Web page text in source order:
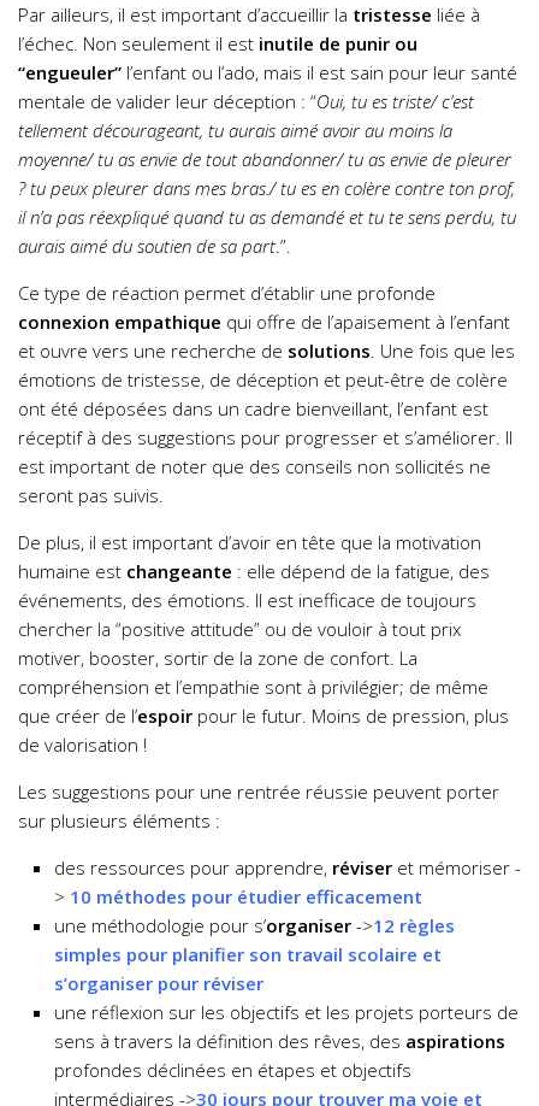
Par ailleurs, il est important d’accueillir la tristesse liée à
l’échec. Non seulement il est inutile de punir ou
“engueuler” l’enfant ou l’ado, mais il est sain pour leur santé
mentale de valider leur déception : “Oui, tu es triste/ c’est
tellement décourageant, tu aurais aimé avoir au moins la
moyenne/ tu as envie de tout abandonner/ tu as envie de pleurer
? tu peux pleurer dans mes bras./ tu es en colère contre ton prof,
il n’a pas réexpliqué quand tu as demandé et tu te sens perdu, tu
aurais aimé du soutien de sa part.”.
Ce type de réaction permet d’établir une profonde
connexion empathique qui offre de l’apaisement à l’enfant
et ouvre vers une recherche de solutions. Une fois que les
émotions de tristesse, de déception et peut-être de colère
ont été déposées dans un cadre bienveillant, l’enfant est
réceptif à des suggestions pour progresser et s’améliorer. Il
est important de noter que des conseils non sollicités ne
seront pas suivis.
De plus, il est important d’avoir en tête que la motivation
humaine est changeante : elle dépend de la fatigue, des
événements, des émotions. Il est inefficace de toujours
chercher la “positive attitude” ou de vouloir à tout prix
motiver, booster, sortir de la zone de confort. La
compréhension et l’empathie sont à privilégier; de même
que créer de l’espoir pour le futur. Moins de pression, plus
de valorisation !
Les suggestions pour une rentrée réussie peuvent porter
sur plusieurs éléments :
des ressources pour apprendre, réviser et mémoriser -
> 10 méthodes pour étudier efficacement
une méthodologie pour s’organiser ->12 règles
simples pour planifier son travail scolaire et
s’organiser pour réviser
une réflexion sur les objectifs et les projets porteurs de
sens à travers la définition des rêves, des aspirations
profondes déclinées en étapes et objectifs
intermédiaires ->30 jours pour trouver ma voie et